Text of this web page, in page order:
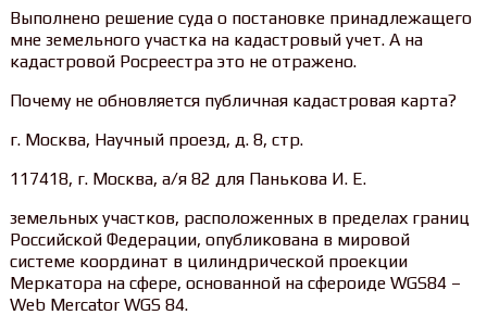
Выполнено решение суда о постановке принадлежащего
мне земельного участка на кадастровый учет. А на
кадастровой Росреестра это не отражено.
Почему не обновляется публичная кадастровая карта?
г. Москва, Научный проезд, д. 8, стр.
117418, г. Москва, а/я 82 для Панькова И. Е.
земельных участков, расположенных в пределах границ
Российской Федерации, опубликована в мировой
системе координат в цилиндрической проекции
Меркатора на сфере, основанной на сфероиде WGS84 –
Web Mercator WGS 84.